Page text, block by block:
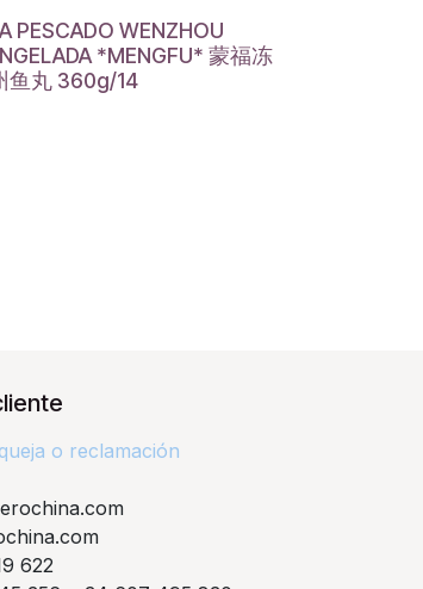
PESCADO WENZHOU
*MENGFU* 蒙福冻
鱼丸 360g/14
o reclamación​
622